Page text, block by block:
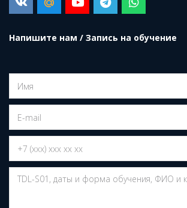
Напишите нам / Запись на обучение